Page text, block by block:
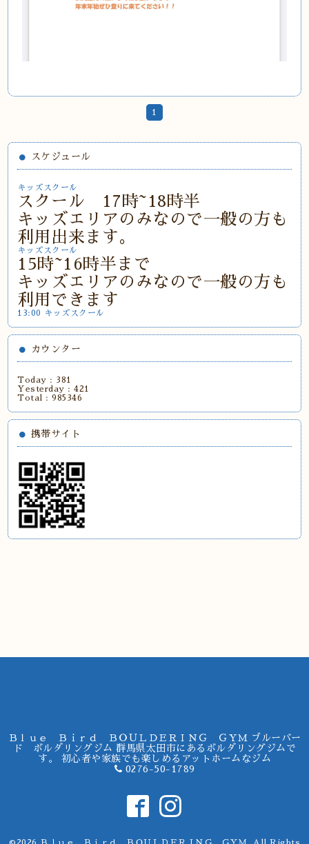
1
スケジュール
キッズスクール
スクール 17時~18時半
キッズエリアのみなので一般の方も
利用出来ます。
キッズスクール
15時~16時半まで
キッズエリアのみなので一般の方も
利用できます
13:00 キッズスクール
カウンター
Today : 381
Yesterday :421
Total :985346
携帯サイト
Ｂｌｕｅ Ｂｉｒｄ ＢＯＵＬＤＥＲＩＮＧ ＧＹＭ ブルーバー
ド ボルダリングジム 群馬県太田市にあるボルダリングジムで
す。 初心者や家族でも楽しめるアットホームなジム
0276-50-1789